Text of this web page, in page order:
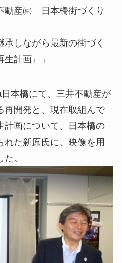
産㈱ 日本橋街づくり
しながら最新の街づく
計画』」
本橋にて、三井不動産が
再開発と、現在取組んで
計画について、日本橋の
た新原氏に、映像を用
。